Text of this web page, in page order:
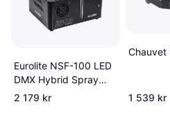
Eurolite NSF-100 LED
DMX Hybrid Spray
Fogger
2 179 kr
Chauvet
1 539 kr